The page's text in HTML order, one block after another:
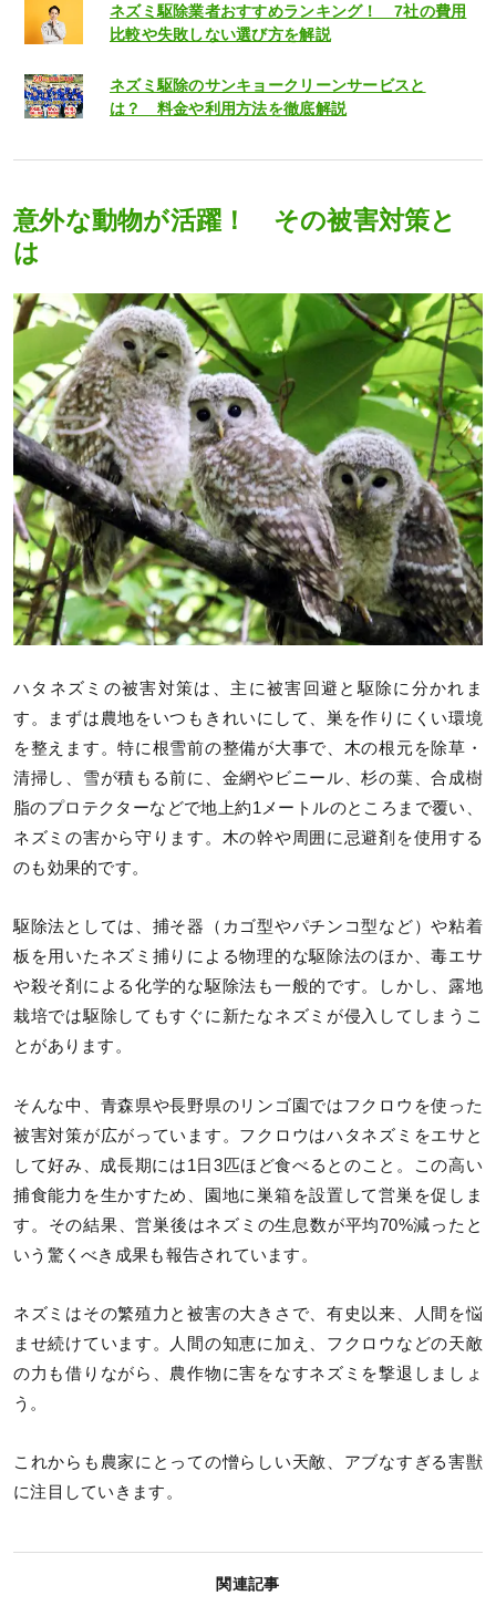
ネズミ駆除業者おすすめランキング！ 7社の費用
比較や失敗しない選び方を解説
ネズミ駆除のサンキョークリーンサービスと
は？ 料金や利用方法を徹底解説
意外な動物が活躍！ その被害対策と
は
ハタネズミの被害対策は、主に被害回避と駆除に分かれま
す。まずは農地をいつもきれいにして、巣を作りにくい環境
を整えます。特に根雪前の整備が大事で、木の根元を除草・
清掃し、雪が積もる前に、金網やビニール、杉の葉、合成樹
脂のプロテクターなどで地上約1メートルのところまで覆い、
ネズミの害から守ります。木の幹や周囲に忌避剤を使用する
のも効果的です。
駆除法としては、捕そ器（カゴ型やパチンコ型など）や粘着
板を用いたネズミ捕りによる物理的な駆除法のほか、毒エサ
や殺そ剤による化学的な駆除法も一般的です。しかし、露地
栽培では駆除してもすぐに新たなネズミが侵入してしまうこ
とがあります。
そんな中、青森県や長野県のリンゴ園ではフクロウを使った
被害対策が広がっています。フクロウはハタネズミをエサと
して好み、成長期には1日3匹ほど食べるとのこと。この高い
捕食能力を生かすため、園地に巣箱を設置して営巣を促しま
す。その結果、営巣後はネズミの生息数が平均70%減ったと
いう驚くべき成果も報告されています。
ネズミはその繁殖力と被害の大きさで、有史以来、人間を悩
ませ続けています。人間の知恵に加え、フクロウなどの天敵
の力も借りながら、農作物に害をなすネズミを撃退しましょ
う。
これからも農家にとっての憎らしい天敵、アブなすぎる害獣
に注目していきます。
関連記事